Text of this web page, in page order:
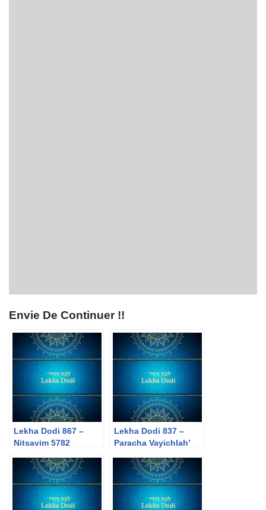
Envie De Continuer !!
Lekha Dodi 867 –
Nitsavim 5782
Lekha Dodi 837 –
Paracha Vayichlah’